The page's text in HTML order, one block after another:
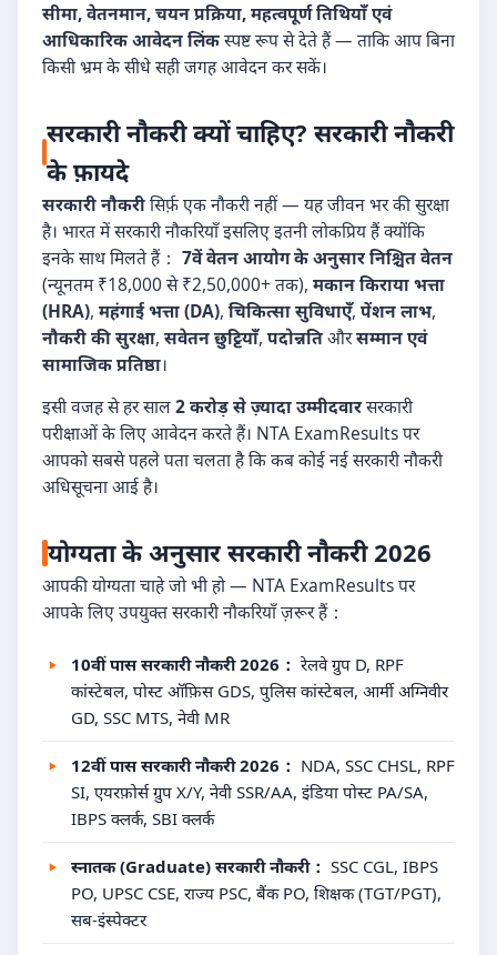
सीमा, वेतनमान, चयन प्रक्रिया, महत्वपूर्ण तिथियाँ एवं
आधिकारिक आवेदन लिंकस्पष्ट रूप से देते हैं — ताकि आप बिना
किसी भ्रम के सीधे सही जगह आवेदन कर सकें।
सरकारी नौकरी क्यों चाहिए? सरकारी नौकरी
के फ़ायदे
सरकारी नौकरीसिर्फ़ एक नौकरी नहीं — यह जीवन भर की सुरक्षा
है। भारत में सरकारी नौकरियाँ इसलिए इतनी लोकप्रिय हैं क्योंकि
इनके साथ मिलते हैं： 7वें वेतन आयोग के अनुसार निश्चित वेतन
(न्यूनतम ₹18,000 से ₹2,50,000+ तक), मकान किराया भत्ता
(HRA), महंगाई भत्ता (DA), चिकित्सा सुविधाएँ, पेंशन लाभ,
नौकरी की सुरक्षा, सवेतन छुट्टियाँ, पदोन्नतिऔरसम्मान एवं
सामाजिक प्रतिष्ठा।
इसी वजह से हर साल2 करोड़ से ज़्यादा उम्मीदवारसरकारी
परीक्षाओं के लिए आवेदन करते हैं। NTA ExamResults पर
आपको सबसे पहले पता चलता है कि कब कोई नई सरकारी नौकरी
अधिसूचना आई है।
योग्यता के अनुसार सरकारी नौकरी 2026
आपकी योग्यता चाहे जो भी हो — NTA ExamResults पर
आपके लिए उपयुक्त सरकारी नौकरियाँ ज़रूर हैं：
10वीं पास सरकारी नौकरी 2026： रेलवे ग्रुप D, RPF
कांस्टेबल, पोस्ट ऑफ़िस GDS, पुलिस कांस्टेबल, आर्मी अग्निवीर
GD, SSC MTS, नेवी MR
12वीं पास सरकारी नौकरी 2026： NDA, SSC CHSL, RPF
SI, एयरफ़ोर्स ग्रुप X/Y, नेवी SSR/AA, इंडिया पोस्ट PA/SA,
IBPS क्लर्क, SBI क्लर्क
स्नातक (Graduate) सरकारी नौकरी： SSC CGL, IBPS
PO, UPSC CSE, राज्य PSC, बैंक PO, शिक्षक (TGT/PGT),
सब-इंस्पेक्टर